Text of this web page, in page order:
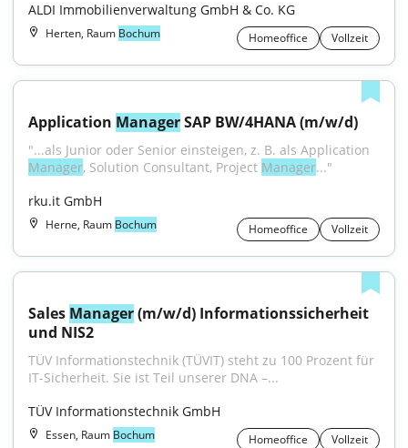
ALDI Immobilienverwaltung GmbH & Co. KG
Herten, Raum Bochum Homeoffice Vollzeit
Application Manager SAP BW/4HANA (m/w/d)
Manager, Solution Consultant, Project Manager..."
rku.it GmbH
Herne, Raum Bochum Homeoffice Vollzeit
Sales Manager (m/w/d) Informationssicherheit
und NIS2
TÜV Informationstechnik (TÜVIT) steht zu 100 Prozent für
IT-Sicherheit. Sie ist Teil unserer DNA –...
TÜV Informationstechnik GmbH
Essen, Raum Bochum Homeoffice Vollzeit